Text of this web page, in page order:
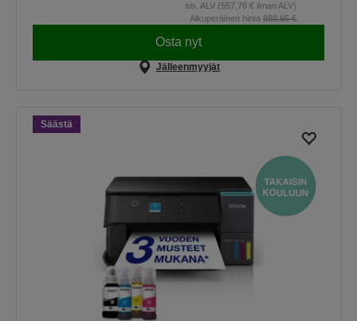
sis. ALV (557,76 € ilman ALV)
Alkuperäinen hinta 888,95 €
Osta nyt
Jälleenmyyjät
Säästä